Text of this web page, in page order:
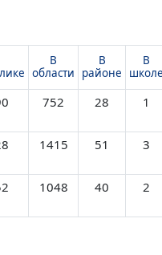
В
области
В
районе
В
752 28 1
1415 51 3
1048 40 2